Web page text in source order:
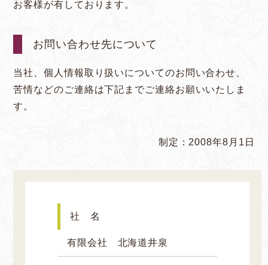
お客様が有しております。
お問い合わせ先について
当社、個人情報取り扱いについてのお問い合わせ、
苦情などのご連絡は下記までご連絡お願いいたしま
す。
制定：2008年8月1日
社 名
有限会社 北海道井泉